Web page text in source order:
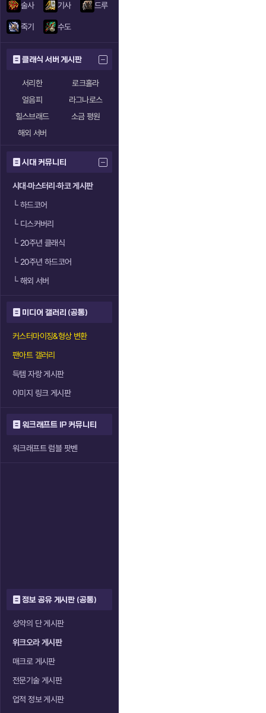
술사 기사 드루
죽기 수도
클래식 서버 게시판
서리한
로크홀라
얼음피
라그나로스
힐스브래드
소금 평원
해외 서버
시대 커뮤니티
시대·마스터리·하코 게시판
└하드코어
└디스커버리
└20주년 클래식
└20주년 하드코어
└해외 서버
미디어 갤러리 (공통)
커스터마이징&형상 변환
팬아트 갤러리
득템 자랑 게시판
이미지 링크 게시판
워크래프트 IP 커뮤니티
워크래프트 럼블 팟벤
정보 공유 게시판 (공통)
성약의 단 게시판
위크오라 게시판
매크로 게시판
전문기술 게시판
업적 정보 게시판